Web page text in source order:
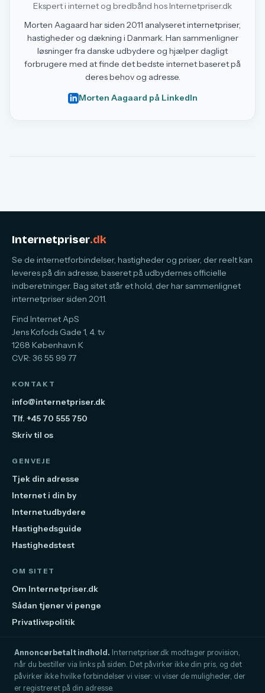
Ekspert i internet og bredbånd hos Internetpriser.dk
Morten Aagaard har siden 2011 analyseret internetpriser,
hastigheder og dækning i Danmark. Han sammenligner
løsninger fra danske udbydere og hjælper dagligt
forbrugere med at finde det bedste internet baseret på
deres behov og adresse.
Morten Aagaard på LinkedIn
Internetpriser.dk
Se de internetforbindelser, hastigheder og priser, der reelt kan
leveres på din adresse, baseret på udbydernes officielle
indberetninger. Bag sitet står et hold, der har sammenlignet
internetpriser siden 2011.
Find Internet ApS
Jens Kofods Gade 1, 4. tv
1268 København K
CVR: 36 55 99 77
KONTAKT
info@internetpriser.dk
Tlf. +45 70 555 750
Skriv til os
GENVEJE
Tjek din adresse
Internet i din by
Internetudbydere
Hastighedsguide
Hastighedstest
OM SITET
Om Internetpriser.dk
Sådan tjener vi penge
Privatlivspolitik
Annoncørbetalt indhold. Internetpriser.dk modtager provision,
når du bestiller via links på siden. Det påvirker ikke din pris, og det
påvirker ikke hvilke forbindelser vi viser: vi viser de muligheder, der
er registreret på din adresse.